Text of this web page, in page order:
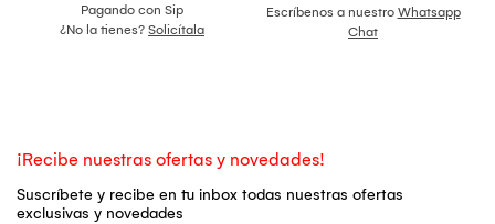
Pagando con Sip
¿No la tienes? Solicítala
Escríbenos a nuestro Whatsapp
Chat
¡Recibe nuestras ofertas y novedades!
Suscríbete y recibe en tu inbox todas nuestras ofertas
exclusivas y novedades